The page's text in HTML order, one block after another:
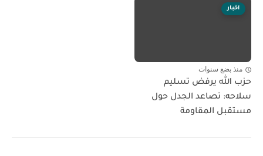
اخبار
منذ بضع سنوات
حزب الله يرفض تسليم
سلاحه: تصاعد الجدل حول
مستقبل المقاومة